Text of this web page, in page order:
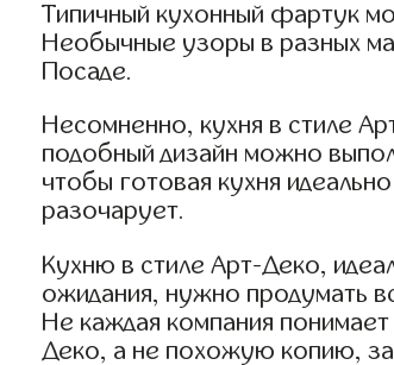
Типичный кухонный фартук
Необычные узоры в разных
Посаде.
Несомненно, кухня в стиле
подобный дизайн можно
чтобы готовая кухня
разочарует.
Кухню в стиле Арт-Деко,
ожидания, нужно продумать
Не каждая компания
Деко, а не похожую копию,